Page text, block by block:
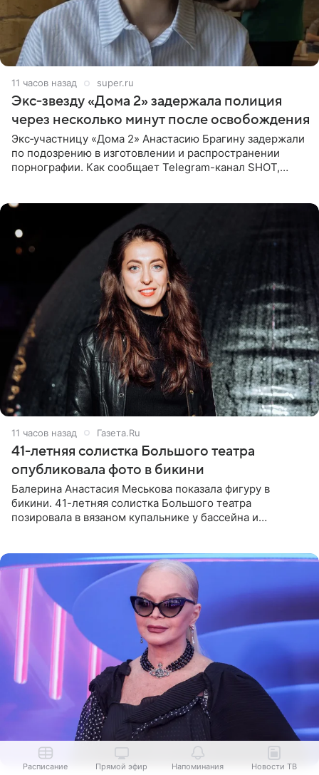
11 часов назад super.ru
Экс‑звезду «Дома 2» задержала полиция
через несколько минут после освобождения
Экс‑участницу «Дома 2» Анастасию Брагину задержали
по подозрению в изготовлении и распространении
порнографии. Как сообщает Telegram-канал SHOT,
11 часов назад Газета.Ru
41-летняя солистка Большого театра
опубликовала фото в бикини
Балерина Анастасия Меськова показала фигуру в
бикини. 41-летняя солистка Большого театра
позировала в вязаном купальнике у бассейна и
Расписание Прямой эфир Напоминания Новости ТВ